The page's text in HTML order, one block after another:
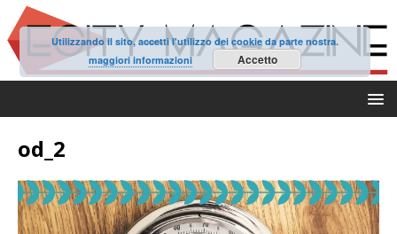
od_2
Utilizzando il sito, accetti l'utilizzo dei cookie da parte nostra.
maggiori informazioni
Accetto